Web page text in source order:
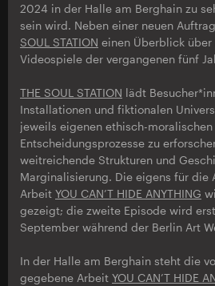
2024 in der Halle am Berghain zu
sein wird. Neben einer neuen
SOUL STATION einen Überblick
Videospiele der vergangenen fünf
THE SOUL STATION lädt
Installationen und fiktionalen
jeweils eigenen ethisch-moralischen
Entscheidungsprozesse zu
weitreichende Strukturen und
Marginalisierung. Die eigens für die
Arbeit YOU CAN’T HIDE ANYTHING
gezeigt; die zweite Episode wird
September während der Berlin Art
In der Halle am Berghain steht die
gegebene Arbeit YOU CAN’T HIDE